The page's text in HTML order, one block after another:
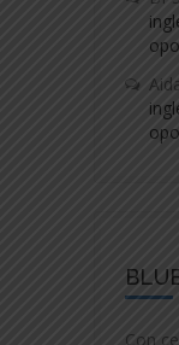
Con